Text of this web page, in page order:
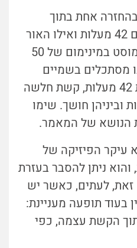
אחת בתוך
הטיפה מוסט במקסימום 42 מעלות ואילו האור
שמקורו בשתי החזרות מוסט במינימום של 50
מסתכלים בשמיים
נראה קשת חזקה בזווית 42 מעלות, קשת חלשה
של 50 מעלות וביניהן חושך. שימו
הנושא של המאמר.
עיקר הפיזיקה של
ניתן להסבר בעזרת
לעתים, כאשר יש
בעוד תופעה מעניינת:
הקשת עצמה, כפי